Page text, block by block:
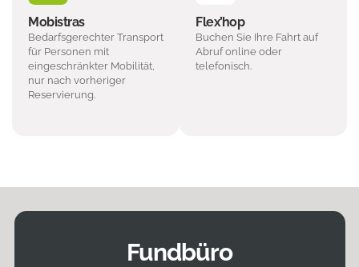
Mobistras
Bedarfsgerechter Transport
für Personen mit
eingeschränkter Mobilität,
nur nach vorheriger
Reservierung.
Flex’hop
Buchen Sie Ihre Fahrt auf
Abruf online oder
telefonisch.
Fundbüro